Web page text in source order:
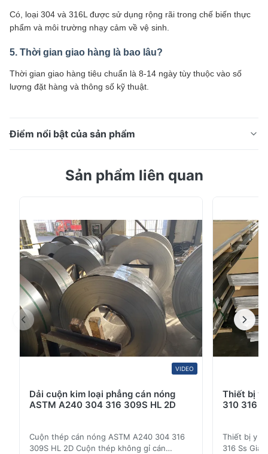
Có, loại 304 và 316L được sử dụng rộng rãi trong chế biến thực
phẩm và môi trường nhạy cảm về vệ sinh.
5. Thời gian giao hàng là bao lâu?
Thời gian giao hàng tiêu chuẩn là 8-14 ngày tùy thuộc vào số
lượng đặt hàng và thông số kỹ thuật.
Điểm nổi bật của sản phẩm
nóng là tấm công nghiệp cán nguội chất lượng cao
liên quan. Với bề mặt hoàn thiện tiêu chuẩn 2B, tấm
thép không gỉ này mang lại độ mịn, khả ...
Sản phẩm liên quan
VIDEO
Dải cuộn kim loại phẳng cán nóng
ASTM A240 304 316 309S HL 2D
Cuộn thép cán nóng ASTM A240 304 316
309S HL 2D Cuộn thép không gỉ cán
Thiết bị y
310 316
Thiết bị y
316 Ss Giá